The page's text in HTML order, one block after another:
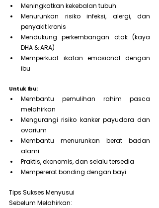
Meningkatkan kekebalan tubuh
Menurunkan risiko infeksi, alergi, dan
penyakit kronis
Mendukung perkembangan otak (kaya
DHA & ARA)
Memperkuat ikatan emosional dengan
ibu
Untuk Ibu:
Membantu pemulihan rahim pasca
melahirkan
Mengurangi risiko kanker payudara dan
ovarium
Membantu menurunkan berat badan
alami
Praktis, ekonomis, dan selalu tersedia
Mempererat bonding dengan bayi
Tips Sukses Menyusui
Sebelum Melahirkan: